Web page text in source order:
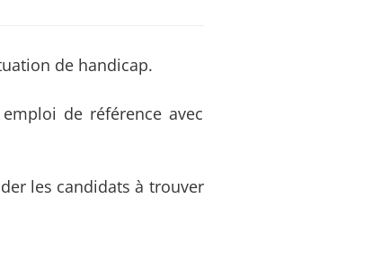
de handicap.
de référence avec
les candidats à trouver